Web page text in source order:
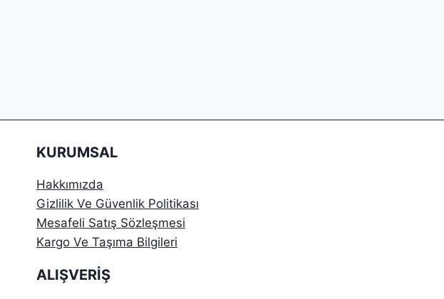
KURUMSAL
Hakkımızda
Gizlilik Ve Güvenlik Politikası
Mesafeli Satış Sözleşmesi
Kargo Ve Taşıma Bilgileri
ALIŞVERIŞ